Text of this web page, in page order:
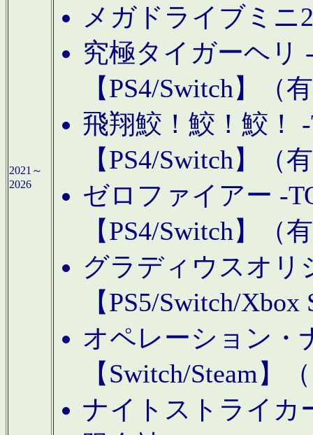
2021～
2026
メガドライブミニ
究極タイガーヘリ
【PS4/Switch】（
飛翔鮫！鮫！鮫！
【PS4/Switch】（
ゼロファイアー -
【PS4/Switch】（
グラディウスオリ
【PS5/Switch/
オペレーション・
【Switch/Steam】
ナイトストライカ